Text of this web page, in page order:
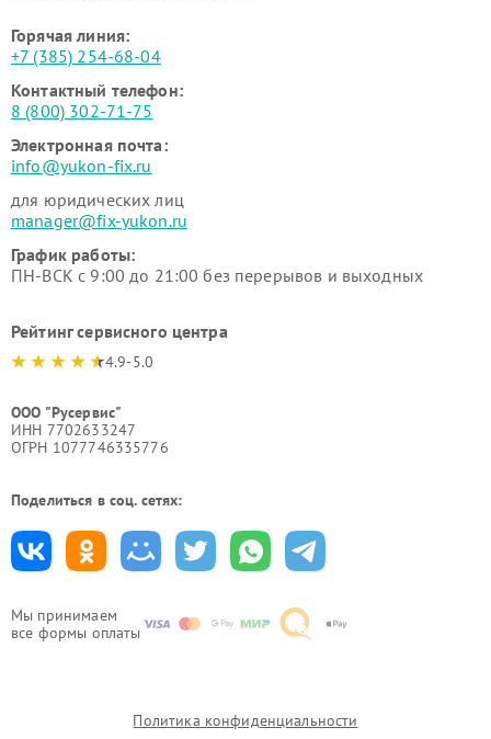
Мы принимаем
все формы оплаты
Горячая линия:
+7 (385) 254-68-04
Контактный телефон:
8 (800) 302-71-75
Электронная почта:
info@yukon-fix.ru
для юридических лиц
manager@fix-yukon.ru
График работы:
ПН-ВСК с 9:00 до 21:00 без перерывов и выходных
Рейтинг сервисного центра
4.9-5.0
ООО "Русервис"
ИНН 7702633247
ОГРН 1077746335776
Поделиться в соц. сетях:
Политика конфиденциальности